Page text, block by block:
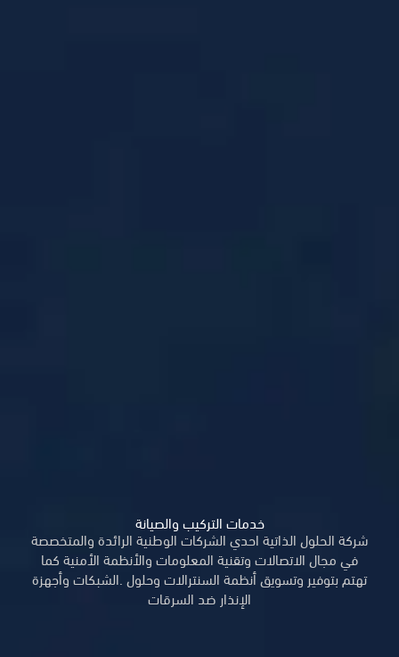
خدمات التركيب والصيانة
شركة الحلول الذاتية احدي الشركات الوطنية الرائدة والمتخصصة
في مجال الاتصالات وتقنية المعلومات والأنظمة الأمنية كما
تهتم بتوفير وتسويق أنظمة السنترالات وحلول .الشبكات وأجهزة
الإنذار ضد السرقات